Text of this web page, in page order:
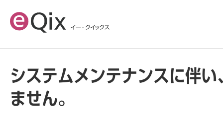
システムメンテナンスに伴
ません。